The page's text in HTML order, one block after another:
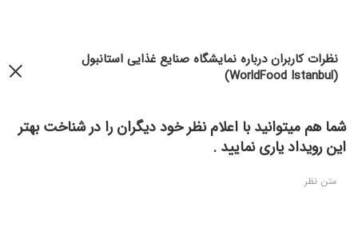
نظرات کاربران درباره نمایشگاه صنایع غذایی استانبول
(WorldFood Istanbul)
شما هم میتوانید با اعلام نظر خود دیگران را در شناخت بهتر
این رویداد یاری نمایید .